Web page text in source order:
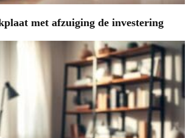
met afzuiging de investering